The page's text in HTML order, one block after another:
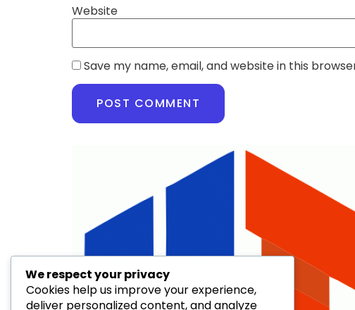
Website
Save my name, email, and website in this
We respect your privacy
Cookies help us improve your experience,
deliver personalized content, and analyze